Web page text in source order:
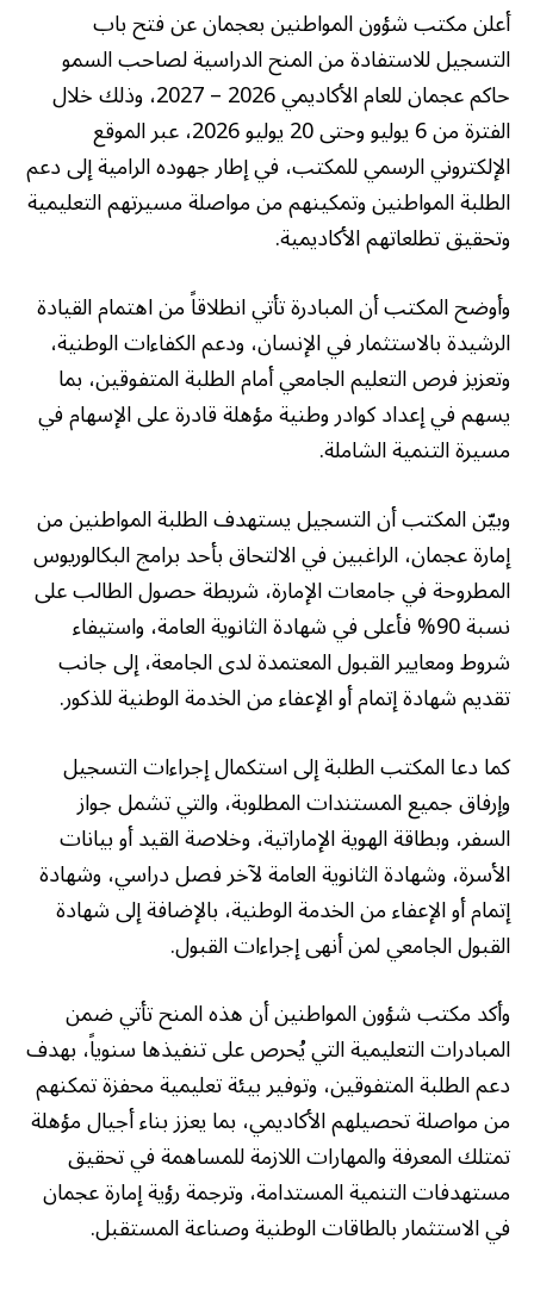
أعلن مكتب شؤون المواطنين بعجمان عن فتح باب
التسجيل للاستفادة من المنح الدراسية لصاحب السمو
حاكم عجمان للعام الأكاديمي 2026 – 2027، وذلك خلال
الفترة من 6 يوليو وحتى 20 يوليو 2026، عبر الموقع
الإلكتروني الرسمي للمكتب، في إطار جهوده الرامية إلى دعم
الطلبة المواطنين وتمكينهم من مواصلة مسيرتهم التعليمية
وتحقيق تطلعاتهم الأكاديمية.
وأوضح المكتب أن المبادرة تأتي انطلاقاً من اهتمام القيادة
الرشيدة بالاستثمار في الإنسان، ودعم الكفاءات الوطنية،
وتعزيز فرص التعليم الجامعي أمام الطلبة المتفوقين، بما
يسهم في إعداد كوادر وطنية مؤهلة قادرة على الإسهام في
مسيرة التنمية الشاملة.
وبيّن المكتب أن التسجيل يستهدف الطلبة المواطنين من
إمارة عجمان، الراغبين في الالتحاق بأحد برامج البكالوريوس
المطروحة في جامعات الإمارة، شريطة حصول الطالب على
نسبة 90% فأعلى في شهادة الثانوية العامة، واستيفاء
شروط ومعايير القبول المعتمدة لدى الجامعة، إلى جانب
تقديم شهادة إتمام أو الإعفاء من الخدمة الوطنية للذكور.
كما دعا المكتب الطلبة إلى استكمال إجراءات التسجيل
وإرفاق جميع المستندات المطلوبة، والتي تشمل جواز
السفر، وبطاقة الهوية الإماراتية، وخلاصة القيد أو بيانات
الأسرة، وشهادة الثانوية العامة لآخر فصل دراسي، وشهادة
إتمام أو الإعفاء من الخدمة الوطنية، بالإضافة إلى شهادة
القبول الجامعي لمن أنهى إجراءات القبول.
وأكد مكتب شؤون المواطنين أن هذه المنح تأتي ضمن
المبادرات التعليمية التي يُحرص على تنفيذها سنوياً، بهدف
دعم الطلبة المتفوقين، وتوفير بيئة تعليمية محفزة تمكنهم
من مواصلة تحصيلهم الأكاديمي، بما يعزز بناء أجيال مؤهلة
تمتلك المعرفة والمهارات اللازمة للمساهمة في تحقيق
مستهدفات التنمية المستدامة، وترجمة رؤية إمارة عجمان
في الاستثمار بالطاقات الوطنية وصناعة المستقبل.